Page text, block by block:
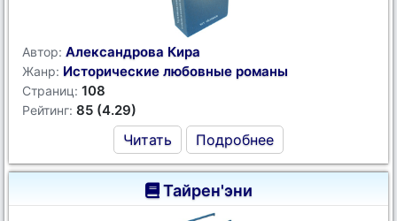
Автор: Александрова Кира
Жанр: Исторические любовные романы
Страниц: 108
Рейтинг: 85 (4.29)
Читать Подробнее
Тайрен'эни